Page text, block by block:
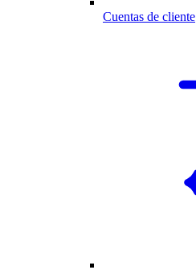
Cuentas de cliente